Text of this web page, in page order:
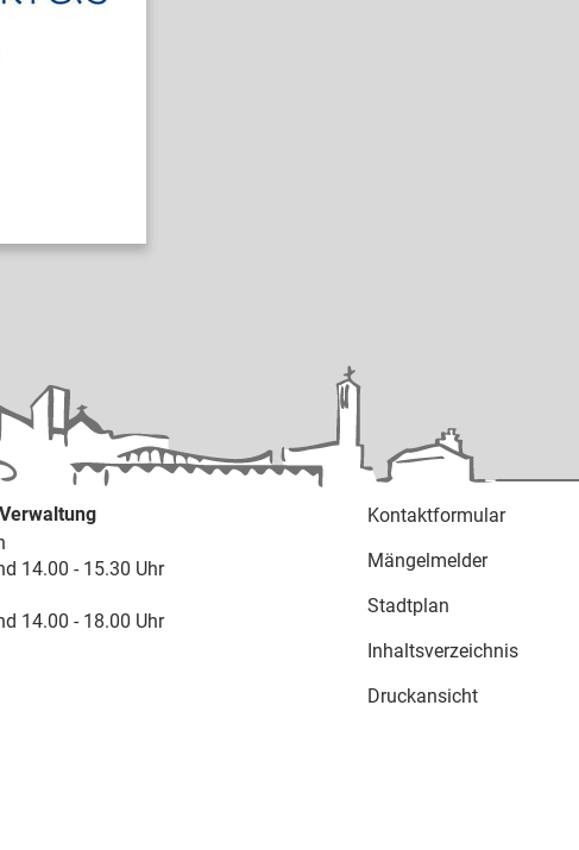
14.00 - 15.30 Uhr
14.00 - 18.00 Uhr
Kontaktformular
Mängelmelder
Stadtplan
Inhaltsverzeichnis
Druckansicht